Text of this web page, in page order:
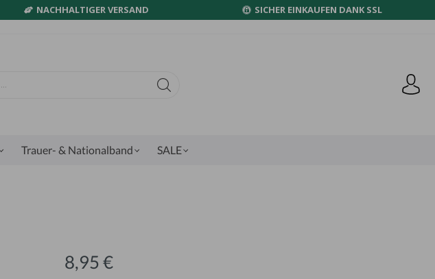
NACHHALTIGER VERSAND SICHER EINKAUFEN DANK SSL
Trauer- & Nationalband SALE
8,95 €